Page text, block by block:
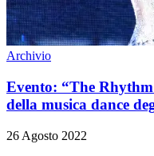
Archivio
Evento: “The
della musica dance
26 Agosto 2022